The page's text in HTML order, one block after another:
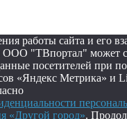
работы сайта и его
ООО "ТВпортал" может
посетителей при
«Яндекс Метрика» и
«Другой город».